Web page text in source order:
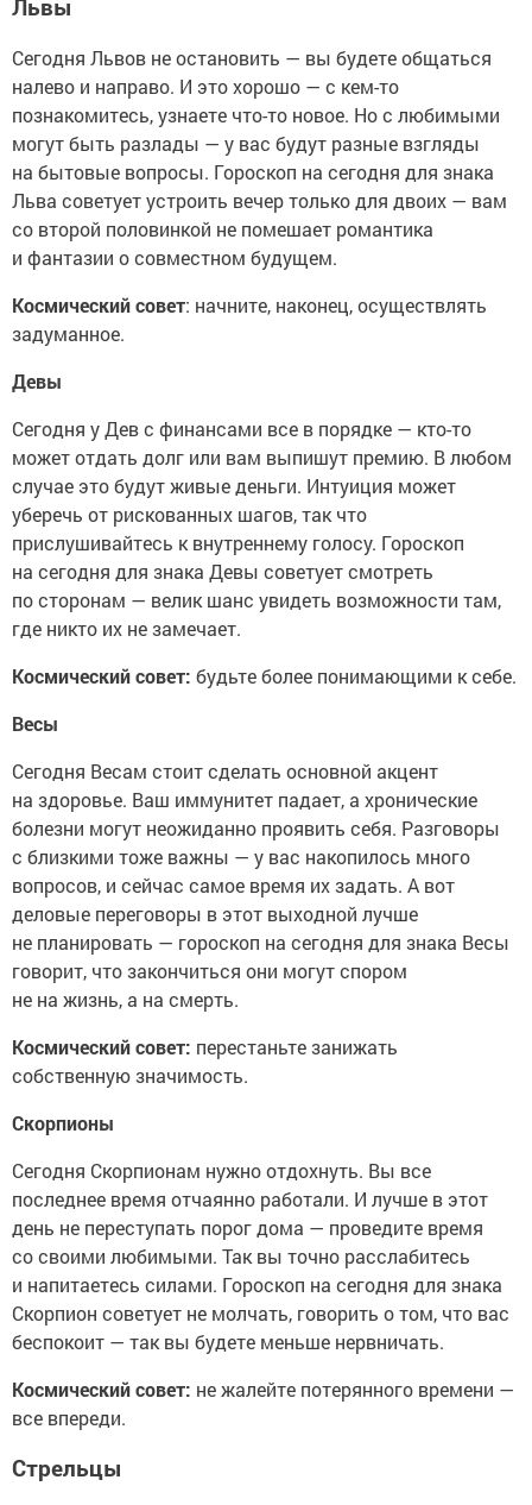
Львы
Сегодня Львов не остановить — вы будете общаться
налево и направо. И это хорошо — с кем-то
познакомитесь, узнаете что-то новое. Но с любимыми
могут быть разлады — у вас будут разные взгляды
на бытовые вопросы. Гороскоп на сегодня для знака
Льва советует устроить вечер только для двоих — вам
со второй половинкой не помешает романтика
и фантазии о совместном будущем.
Космический совет: начните, наконец, осуществлять
задуманное.
Девы
Сегодня у Дев с финансами все в порядке — кто-то
может отдать долг или вам выпишут премию. В любом
случае это будут живые деньги. Интуиция может
уберечь от рискованных шагов, так что
прислушивайтесь к внутреннему голосу. Гороскоп
на сегодня для знака Девы советует смотреть
по сторонам — велик шанс увидеть возможности там,
где никто их не замечает.
Космический совет: будьте более понимающими к себе.
Весы
Сегодня Весам стоит сделать основной акцент
на здоровье. Ваш иммунитет падает, а хронические
болезни могут неожиданно проявить себя. Разговоры
с близкими тоже важны — у вас накопилось много
вопросов, и сейчас самое время их задать. А вот
деловые переговоры в этот выходной лучше
не планировать — гороскоп на сегодня для знака Весы
говорит, что закончиться они могут спором
не на жизнь, а на смерть.
Космический совет: перестаньте занижать
собственную значимость.
Скорпионы
Сегодня Скорпионам нужно отдохнуть. Вы все
последнее время отчаянно работали. И лучше в этот
день не переступать порог дома — проведите время
со своими любимыми. Так вы точно расслабитесь
и напитаетесь силами. Гороскоп на сегодня для знака
Скорпион советует не молчать, говорить о том, что вас
беспокоит — так вы будете меньше нервничать.
Космический совет: не жалейте потерянного времени —
все впереди.
Стрельцы